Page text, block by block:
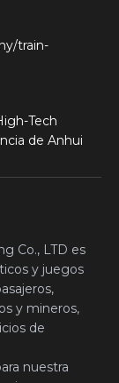
train-
Tech
de Anhui
Co., LTD es
y juegos
y mineros,
de
nuestra